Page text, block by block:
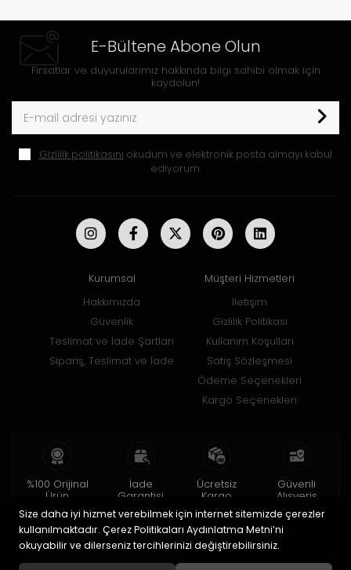
E-Bültene Abone Olun
Fırsatlar ve duyurularımız hakkında bilgi sahibi olmak için
kaydolun!
Gizlilik politikasını okudum ve elektronik posta almayı kabul
ediyorum.
Kurumsal
Hakkımızda
Güvenlik
Teslimat ve İade Şartları
Sipariş, Teslimat ve İade
Müşteri Hizmetleri
İletişim
Gizlilik Politikası
Kullanım Koşulları
Satış Sözleşmesi
Ödeme Seçenekleri
Kargo Seçenekleri
%100 Orijinal
Ürün
2 yıl garanti
İade
Garantisi
15 gün içinde
iade
Ücretsiz
Kargo
150 TL ve üzeri
Güvenli
Alışveriş
256bit SSL ile
Size daha iyi hizmet verebilmek için internet sitemizde çerezler
kullanılmaktadır. Çerez Politikaları Aydınlatma Metni’ni
okuyabilir ve dilerseniz tercihlerinizi değiştirebilirsiniz.